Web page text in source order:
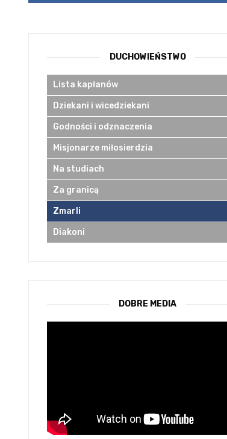
DUCHOWIEŃSTWO
Lista kapłanów
Dziekani i wicedziekani
Godności i odznaczenia
Misjonarze miłosierdzia
Na studiach
Za granicą
Zmarli
Diakoni
DOBRE MEDIA